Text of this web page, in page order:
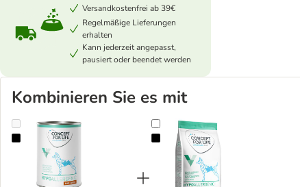
Versandkostenfrei ab 39€
Regelmäßige Lieferungen
erhalten
Kann jederzeit angepasst,
pausiert oder beendet werden
Kombinieren Sie es mit
Concept for Life Veterinary Diet Hypoallergenic Känguru
Concept for Life Veterinary Diet